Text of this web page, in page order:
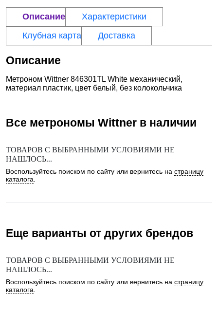
Описание
Характеристики
Клубная карта
Доставка
Описание
Метроном Wittner 846301TL White механический,
материал пластик, цвет белый, без колокольчика
Все метрономы Wittner в наличии
ТОВАРОВ С ВЫБРАННЫМИ УСЛОВИЯМИ НЕ
НАШЛОСЬ...
Воспользуйтесь поиском по сайту или вернитесь на страницу
каталога
Еще варианты от других брендов
ТОВАРОВ С ВЫБРАННЫМИ УСЛОВИЯМИ НЕ
НАШЛОСЬ...
Воспользуйтесь поиском по сайту или вернитесь на страницу
каталога